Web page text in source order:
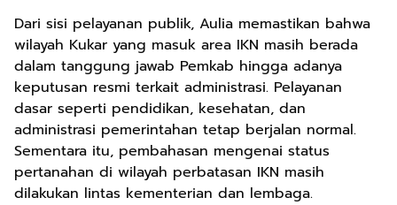
Dari sisi pelayanan publik, Aulia memastikan bahwa
wilayah Kukar yang masuk area IKN masih berada
dalam tanggung jawab Pemkab hingga adanya
keputusan resmi terkait administrasi. Pelayanan
dasar seperti pendidikan, kesehatan, dan
administrasi pemerintahan tetap berjalan normal.
Sementara itu, pembahasan mengenai status
pertanahan di wilayah perbatasan IKN masih
dilakukan lintas kementerian dan lembaga.